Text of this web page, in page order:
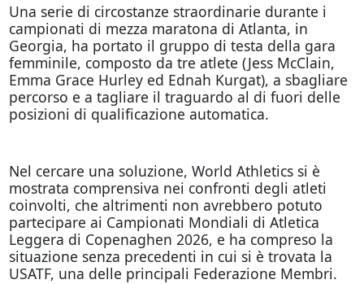
Una serie di circostanze straordinarie durante i
campionati di mezza maratona di Atlanta, in
Georgia, ha portato il gruppo di testa della gara
femminile, composto da tre atlete (Jess McClain,
Emma Grace Hurley ed Ednah Kurgat), a sbagliare
percorso e a tagliare il traguardo al di fuori delle
posizioni di qualificazione automatica.
Nel cercare una soluzione, World Athletics si è
mostrata comprensiva nei confronti degli atleti
coinvolti, che altrimenti non avrebbero potuto
partecipare ai Campionati Mondiali di Atletica
Leggera di Copenaghen 2026, e ha compreso la
situazione senza precedenti in cui si è trovata la
USATF, una delle principali Federazione Membri.